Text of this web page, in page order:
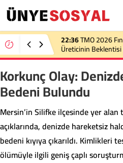
22:36TMO 2026
Üreticinin Beklentisi
Korkunç Olay:
Bedeni Bulundu
Mersin’in Silifke ilçesinde yer
açıklarında, denizde hareketsiz
bedeni kıyıya çıkarıldı. Kimlikleri
ölümüyle ilgili geniş çaplı